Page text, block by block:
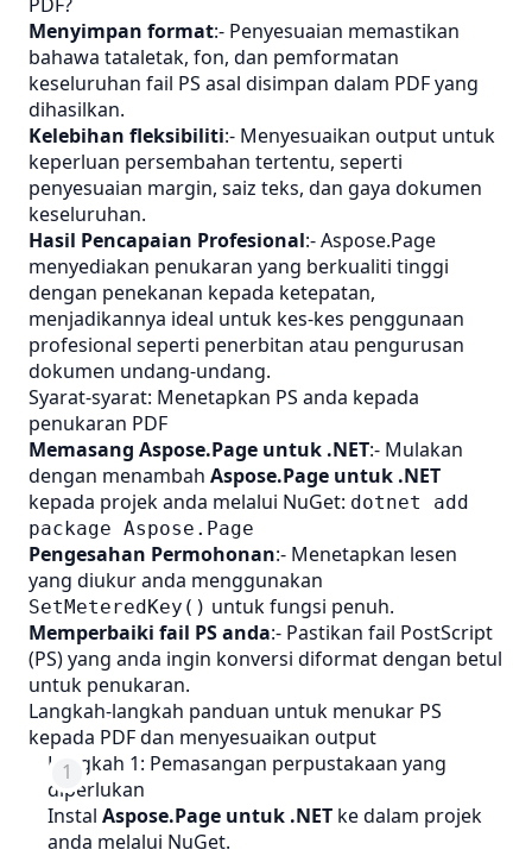
Menyimpan format:- Penyesuaian memastikan
bahawa tataletak, fon, dan pemformatan
keseluruhan fail PS asal disimpan dalam PDF yang
dihasilkan.
Kelebihan fleksibiliti:- Menyesuaikan output untuk
keperluan persembahan tertentu, seperti
penyesuaian margin, saiz teks, dan gaya dokumen
keseluruhan.
Hasil Pencapaian Profesional:- Aspose.Page
menyediakan penukaran yang berkualiti tinggi
dengan penekanan kepada ketepatan,
menjadikannya ideal untuk kes-kes penggunaan
profesional seperti penerbitan atau pengurusan
dokumen undang-undang.
Syarat-syarat: Menetapkan PS anda kepada
penukaran PDF
Memasang Aspose.Page untuk .NET:- Mulakan
dengan menambah Aspose.Page untuk .NET
kepada projek anda melalui NuGet: dotnet add
package Aspose.Page
Pengesahan Permohonan:- Menetapkan lesen
yang diukur anda menggunakan
SetMeteredKey() untuk fungsi penuh.
Memperbaiki fail PS anda:- Pastikan fail PostScript
(PS) yang anda ingin konversi diformat dengan betul
untuk penukaran.
Langkah-langkah panduan untuk menukar PS
kepada PDF dan menyesuaikan output
Langkah 1: Pemasangan perpustakaan yang
diperlukan
Instal Aspose.Page untuk .NET ke dalam projek
anda melalui NuGet.